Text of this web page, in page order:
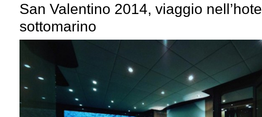
San Valentino 2014, viaggio nell’hotel
sottomarino